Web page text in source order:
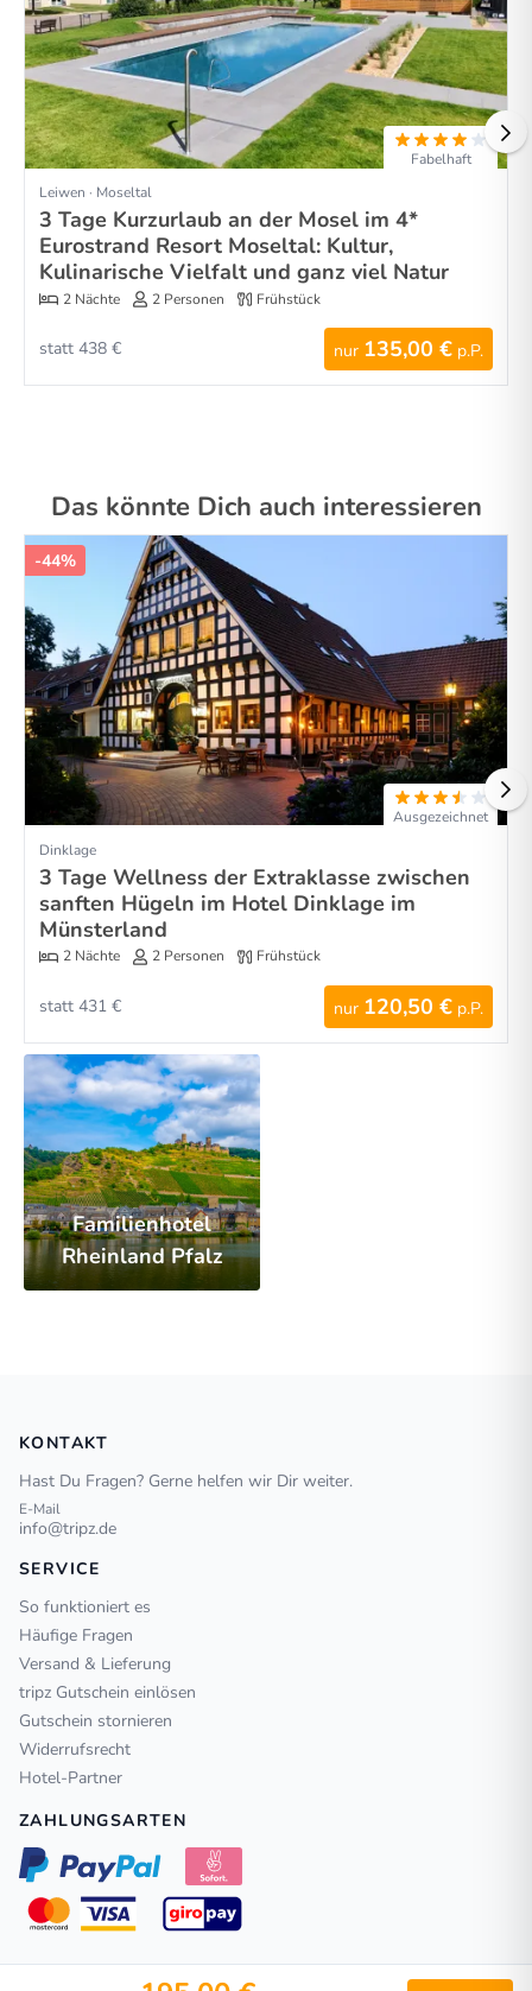
Fabelhaft
Leiwen · Moseltal
3 Tage Kurzurlaub an der Mosel im 4*
Eurostrand Resort Moseltal: Kultur,
Kulinarische Vielfalt und ganz viel Natur
2 Nächte 2 Personen Frühstück
nur 135,00 € p.P.
statt 438 €
Das könnte Dich auch interessieren
-44%
Ausgezeichnet
Dinklage
3 Tage Wellness der Extraklasse zwischen
sanften Hügeln im Hotel Dinklage im
Münsterland
2 Nächte 2 Personen Frühstück
nur 120,50 € p.P.
statt 431 €
Familienhotel
Rheinland Pfalz
KONTAKT
Hast Du Fragen? Gerne helfen wir Dir weiter.
E-Mail
info@tripz.de
SERVICE
So funktioniert es
Häufige Fragen
Versand & Lieferung
tripz Gutschein einlösen
Gutschein stornieren
Widerrufsrecht
Hotel-Partner
ZAHLUNGSARTEN